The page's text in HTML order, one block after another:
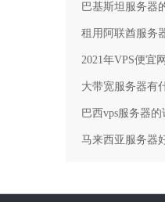
巴基斯坦服务器
租用阿联酋服务
2021年VPS便宜
巴西vps服务器
马来西亚服务器